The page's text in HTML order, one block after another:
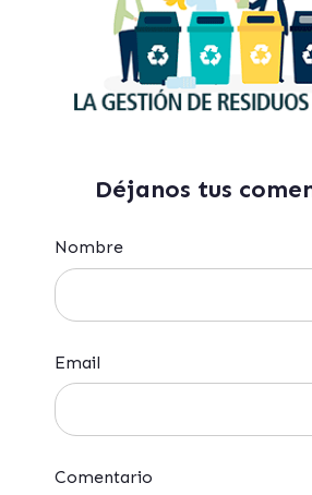
Déjanos tus
Nombre
Email
Comentario